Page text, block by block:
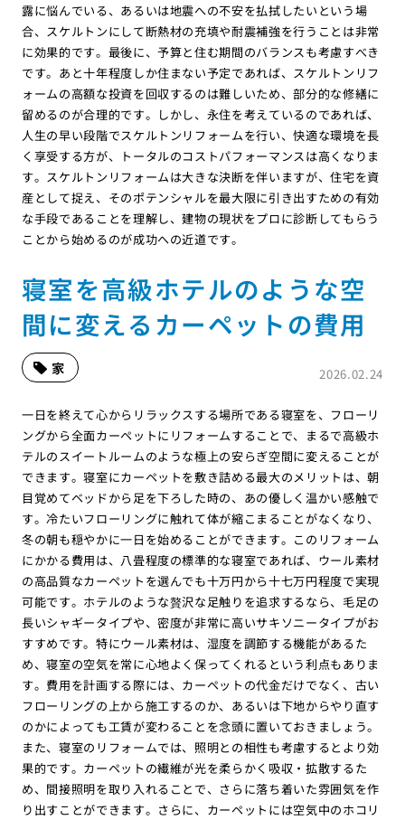
露に悩んでいる、あるいは地震への不安を払拭したいという場
合、スケルトンにして断熱材の充填や耐震補強を行うことは非常
に効果的です。最後に、予算と住む期間のバランスも考慮すべき
です。あと十年程度しか住まない予定であれば、スケルトンリフ
ォームの高額な投資を回収するのは難しいため、部分的な修繕に
留めるのが合理的です。しかし、永住を考えているのであれば、
人生の早い段階でスケルトンリフォームを行い、快適な環境を長
く享受する方が、トータルのコストパフォーマンスは高くなりま
す。スケルトンリフォームは大きな決断を伴いますが、住宅を資
産として捉え、そのポテンシャルを最大限に引き出すための有効
な手段であることを理解し、建物の現状をプロに診断してもらう
ことから始めるのが成功への近道です。
寝室を高級ホテルのような空
間に変えるカーペットの費用
2026.02.24
家
一日を終えて心からリラックスする場所である寝室を、フローリ
ングから全面カーペットにリフォームすることで、まるで高級ホ
テルのスイートルームのような極上の安らぎ空間に変えることが
できます。寝室にカーペットを敷き詰める最大のメリットは、朝
目覚めてベッドから足を下ろした時の、あの優しく温かい感触で
す。冷たいフローリングに触れて体が縮こまることがなくなり、
冬の朝も穏やかに一日を始めることができます。このリフォーム
にかかる費用は、八畳程度の標準的な寝室であれば、ウール素材
の高品質なカーペットを選んでも十万円から十七万円程度で実現
可能です。ホテルのような贅沢な足触りを追求するなら、毛足の
長いシャギータイプや、密度が非常に高いサキソニータイプがお
すすめです。特にウール素材は、湿度を調節する機能があるた
め、寝室の空気を常に心地よく保ってくれるという利点もありま
す。費用を計画する際には、カーペットの代金だけでなく、古い
フローリングの上から施工するのか、あるいは下地からやり直す
のかによっても工賃が変わることを念頭に置いておきましょう。
また、寝室のリフォームでは、照明との相性も考慮するとより効
果的です。カーペットの繊維が光を柔らかく吸収・拡散するた
め、間接照明を取り入れることで、さらに落ち着いた雰囲気を作
り出すことができます。さらに、カーペットには空気中のホコリ